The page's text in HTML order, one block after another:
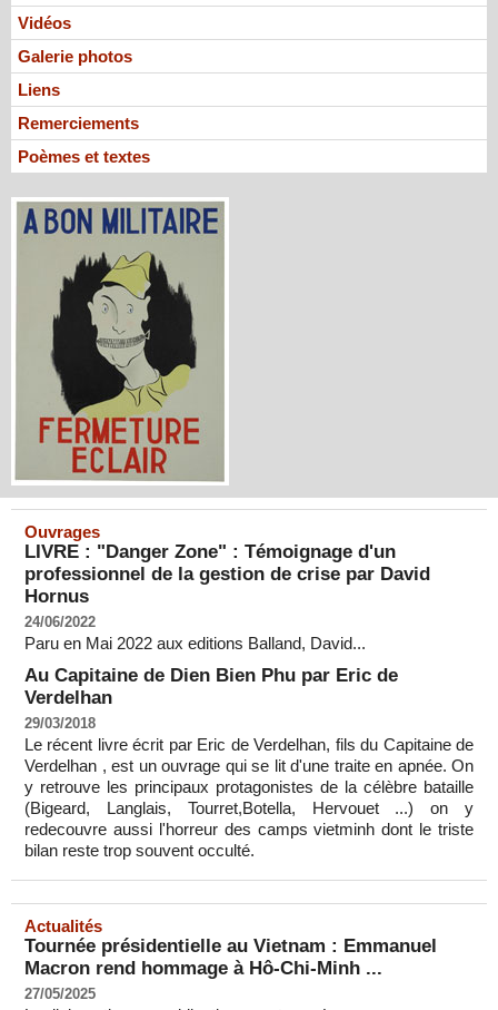
Vidéos
Galerie photos
Liens
Remerciements
Poèmes et textes
Ouvrages
LIVRE : "Danger Zone" : Témoignage d'un
professionnel de la gestion de crise par David
Hornus
24/06/2022
Paru en Mai 2022 aux editions Balland, David...
Au Capitaine de Dien Bien Phu par Eric de
Verdelhan
29/03/2018
Le récent livre écrit par Eric de Verdelhan, fils du Capitaine de
Verdelhan , est un ouvrage qui se lit d'une traite en apnée. On
y retrouve les principaux protagonistes de la célèbre bataille
(Bigeard, Langlais, Tourret,Botella, Hervouet ...) on y
redecouvre aussi l'horreur des camps vietminh dont le triste
bilan reste trop souvent occulté.
Actualités
Tournée présidentielle au Vietnam : Emmanuel
Macron rend hommage à Hô-Chi-Minh ...
27/05/2025